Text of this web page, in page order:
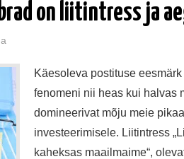
on liitintress ja
Käesoleva postituse
fenomeni nii heas kui halvas
domineerivat mõju meie
investeerimisele. Liitintress
kaheksas maailmaime“,